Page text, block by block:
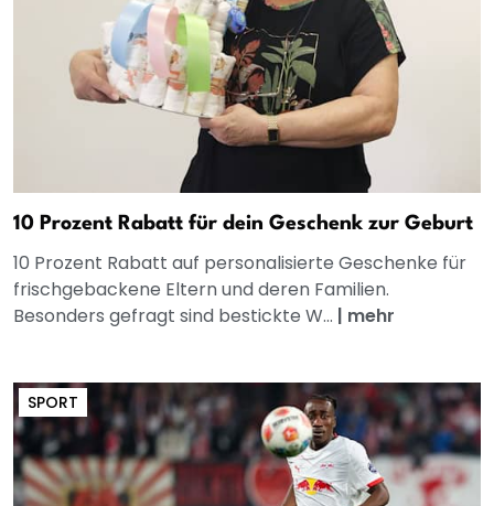
10 Prozent Rabatt für dein Geschenk zur Geburt
10 Prozent Rabatt auf personalisierte Geschenke für
frischgebackene Eltern und deren Familien.
Besonders gefragt sind bestickte W... | mehr
SPORT